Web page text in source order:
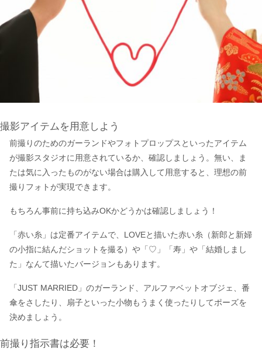
撮影アイテムを用意しよう
前撮りのためのガーランドやフォトプロップスといったアイテム
が撮影スタジオに用意されているか、確認しましょう。無い、ま
たは気に入ったものがない場合は購入して用意すると、理想の前
撮りフォトが実現できます。
もちろん事前に持ち込みOKかどうかは確認しましょう！
「赤い糸」は定番アイテムで、LOVEと描いた赤い糸（新郎と新婦
の小指に結んだショットを撮る）や「♡」「寿」や「結婚しまし
た」なんて描いたバージョンもあります。
「JUST MARRIED」のガーランド、アルファベットオブジェ、番
傘をさしたり、扇子といった小物もうまく使ったりしてポーズを
決めましょう。
前撮り指示書は必要！